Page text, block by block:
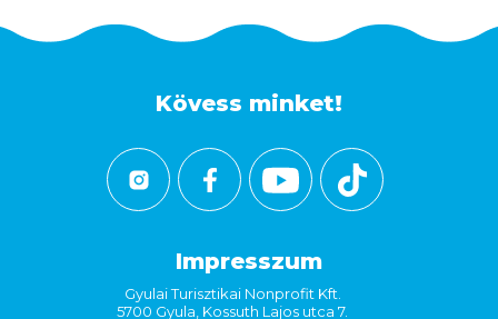
Kövess minket!
Impresszum
Gyulai Turisztikai Nonprofit Kft.
5700 Gyula, Kossuth Lajos utca 7.